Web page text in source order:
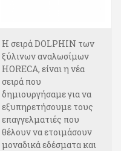
Η σειρά DOLPHIΝ των
ξύλινων αναλωσίμων
HORECA, είναι η νέα
σειρά που
δημιουργήσαμε για να
εξυπηρετήσουμε τους
επαγγελματιές που
θέλουν να ετοιμάσουν
μοναδικά εδέσματα και